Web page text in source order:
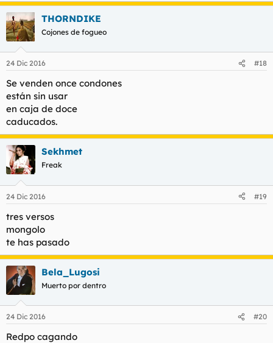
THORNDIKE
Cojones de fogueo
24 Dic 2016 #18
Se venden once condones
están sin usar
en caja de doce
caducados.
Sekhmet
Freak
24 Dic 2016 #19
tres versos
mongolo
te has pasado
Bela_Lugosi
Muerto por dentro
24 Dic 2016 #20
Redpo cagando